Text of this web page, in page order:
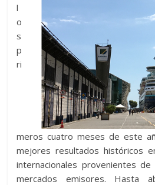
l
o
s
p
ri
meros cuatro meses de este
mejores resultados históricos
internacionales provenientes
mercados emisores. Hasta